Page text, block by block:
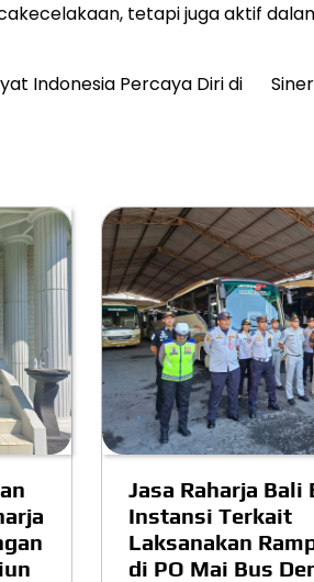
tetapi juga aktif
Indonesia Percaya Diri di
Jasa Raharja Bali
Instansi Terkait
Laksanakan
di PO Mai Bus